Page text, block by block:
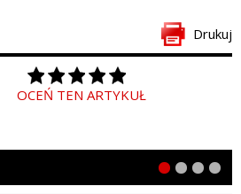
Drukuj
OCEŃ TEN ARTYKUŁ